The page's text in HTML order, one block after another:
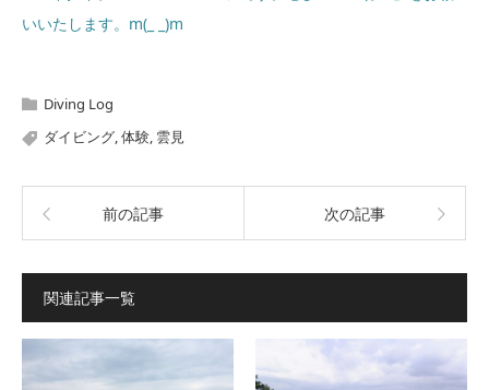
いいたします。m(_ _)m
Diving Log
ダイビング,体験, 雲見
前の記事 次の記事
関連記事一覧